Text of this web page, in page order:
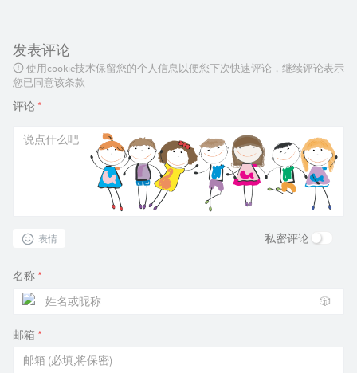
发表评论
使用cookie技术保留您的个人信息以便您下次快速评论，继续评论表示
您已同意该条款
评论 *
表情 私密评论
名称 *
🎲
邮箱 *